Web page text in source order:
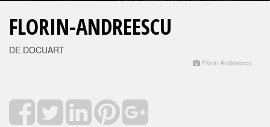
FLORIN-ANDREESCU
DE DOCUART
Florin Andreescu